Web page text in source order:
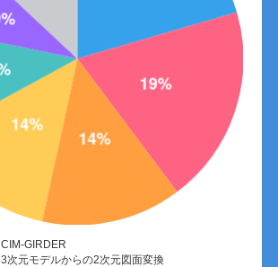
CIM-GIRDER
3次元モデルからの2次元図面変換